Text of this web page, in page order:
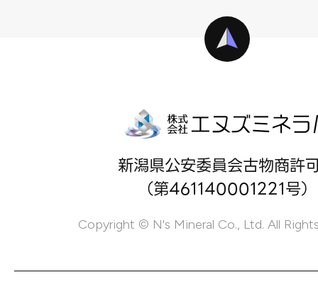
新潟県公安委員会古物商許
（第461140001221号）
Copyright © N's Mineral Co., Ltd. All